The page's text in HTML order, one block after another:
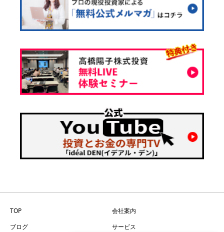
TOP
会社案内
ブログ
サービス